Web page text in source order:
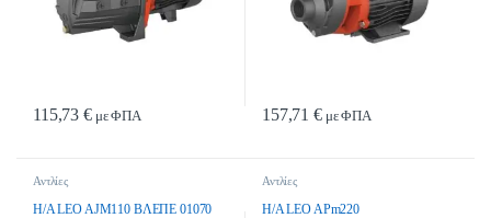
115,73€με ΦΠΑ 157,71€με ΦΠΑ
Αντλίες
H/A LEO AJM110 ΒΛΕΠΕ 01070
Αντλίες
H/A LEO APm220